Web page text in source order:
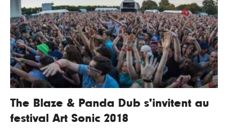
The Blaze & Panda Dub s'invitent au
festival Art Sonic 2018